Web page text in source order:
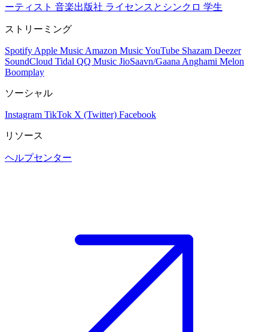
ーティスト 音楽出版社 ライセンスとシンクロ 学生
ストリーミング
Spotify Apple Music Amazon MusicYouTube Shazam Deezer
SoundCloud Tidal QQ Music JioSaavn/Gaana Anghami Melon
Boomplay
ソーシャル
Instagram TikTok X (Twitter) Facebook
リソース
ヘルプセンター